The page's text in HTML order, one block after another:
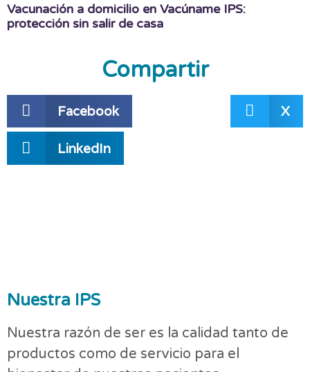
Vacunación a domicilio en Vacúname IPS:
protección sin salir de casa
Compartir
Facebook X
LinkedIn
Nuestra IPS
Nuestra razón de ser es la calidad tanto de
productos como de servicio para el